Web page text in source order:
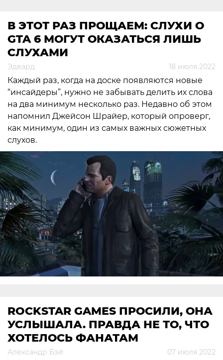
В ЭТОТ РАЗ ПРОЩАЕМ: СЛУХИ О
GTA 6 МОГУТ ОКАЗАТЬСЯ ЛИШЬ
СЛУХАМИ
Эдвард 18 июля 2022
Каждый раз, когда на доске появляются новые
“инсайдеры”, нужно не забывать делить их слова
на два минимум несколько раз. Недавно об этом
напомнил Джейсон Шрайер, который опроверг,
как минимум, один из самых важных сюжетных
слухов.
ROCKSTAR GAMES ПРОСИЛИ, ОНА
УСЛЫШАЛА. ПРАВДА НЕ ТО, ЧТО
ХОТЕЛОСЬ ФАНАТАМ
Александр Бэй 07 июля 2022